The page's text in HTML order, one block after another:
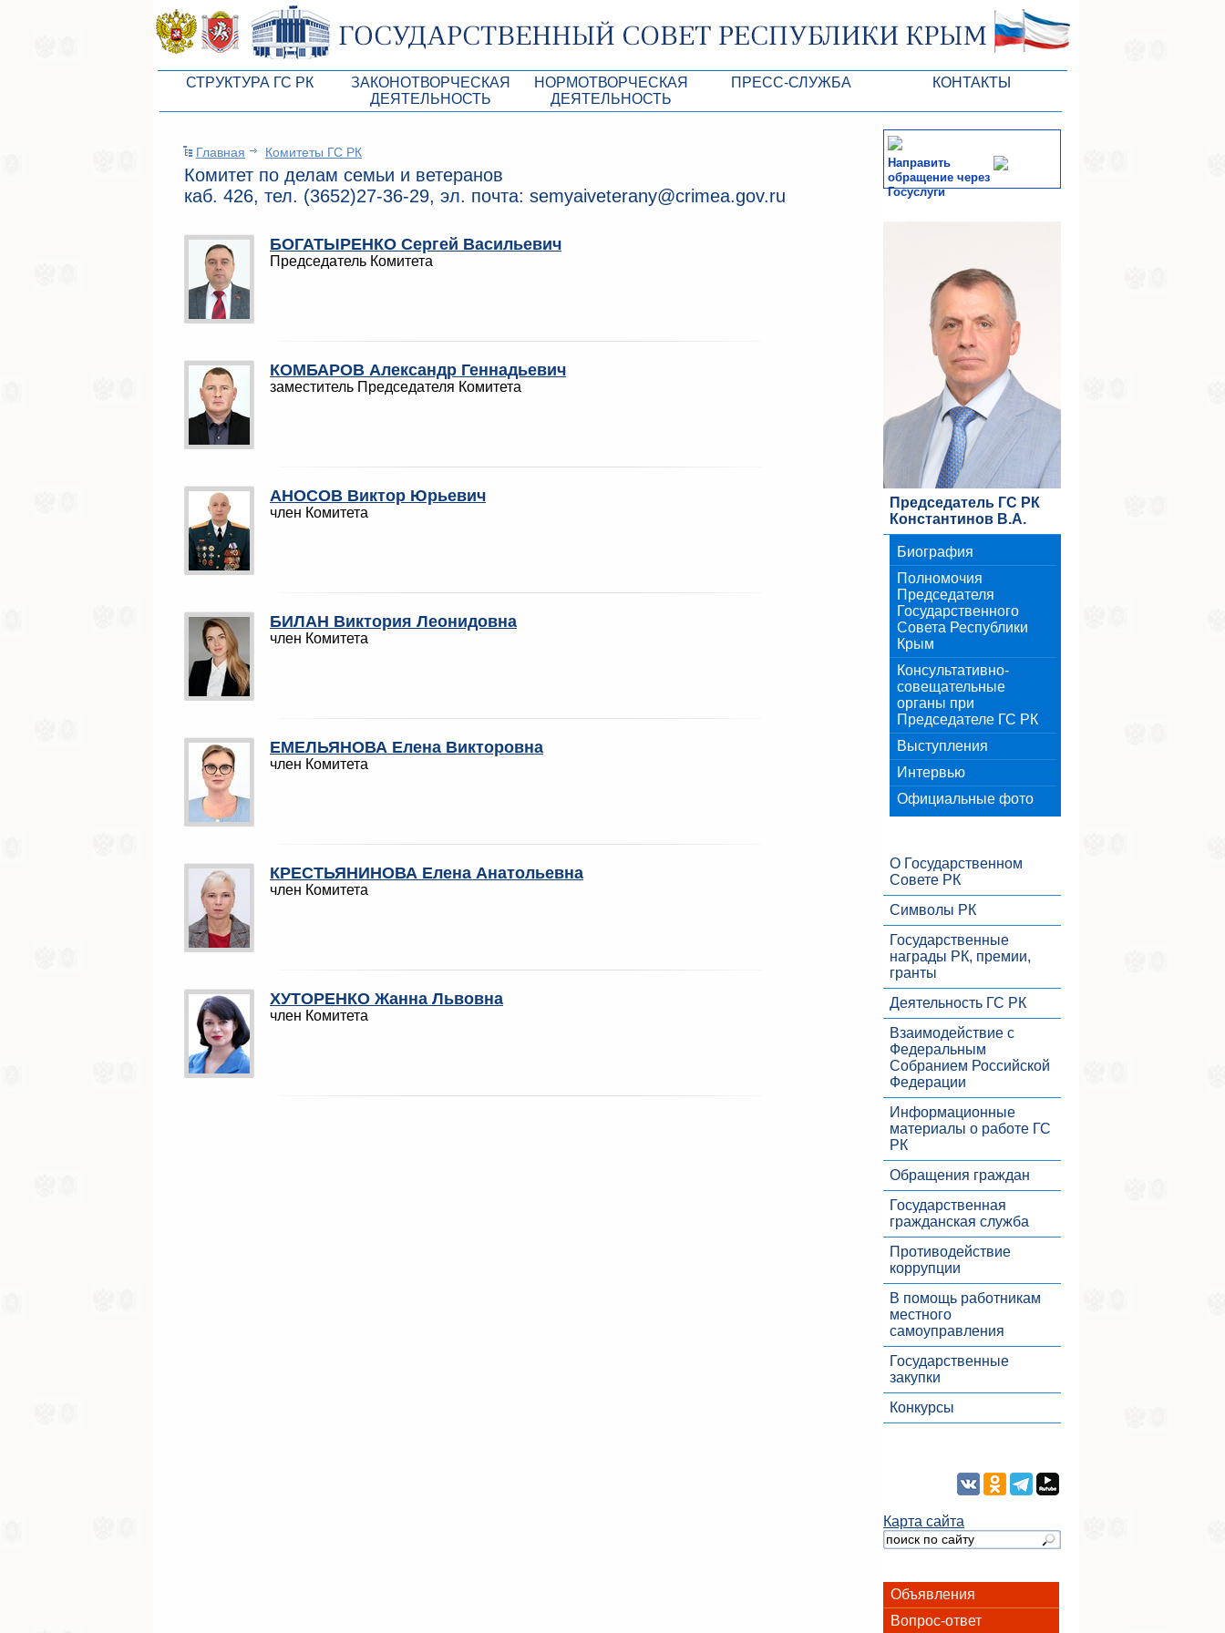
СТРУКТУРА ГС РК
Президиум ГС РК
Депутатский корпус
Депутатские фракции ГС РК
Аппарат ГС РК
Советники Председателя ГС РК
Поиск депутата по округу
ЗАКОНОТВОРЧЕСКАЯ
ДЕЯТЕЛЬНОСТЬ
Бюджет Республики Крым
Законы
Независимая антикоррупционная экспертиза
НОРМОТВОРЧЕСКАЯ
ДЕЯТЕЛЬНОСТЬ
Aкты Президиума ГС РК
ПРЕСС-СЛУЖБА КОНТАКТЫ
Главная Комитеты ГС РК
Комитет по делам семьи и ветеранов
каб. 426, тел. (3652)27-36-29, эл. почта: semyaiveterany@crimea.gov.ru
БОГАТЫРЕНКО Сергей Васильевич
Председатель Комитета
КОМБАРОВ Александр Геннадьевич
заместитель Председателя Комитета
АНОСОВ Виктор Юрьевич
член Комитета
БИЛАН Виктория Леонидовна
член Комитета
ЕМЕЛЬЯНОВА Елена Викторовна
член Комитета
КРЕСТЬЯНИНОВА Елена Анатольевна
член Комитета
ХУТОРЕНКО Жанна Львовна
член Комитета
Направить
обращение через
Госуслуги
Председатель ГС РК
Константинов В.А.
Биография
Полномочия
Председателя
Государственного
Совета Республики
Крым
Консультативно-
совещательные
органы при
Председателе ГС РК
Выступления
Интервью
Официальные фото
О Государственном
Совете РК
Символы РК
Государственные
награды РК, премии,
гранты
Деятельность ГС РК
Взаимодействие с
Федеральным
Собранием Российской
Федерации
Информационные
материалы о работе ГС
РК
Обращения граждан
Государственная
гражданская служба
Противодействие
коррупции
В помощь работникам
местного
самоуправления
Государственные
закупки
Конкурсы
Карта сайта
Объявления
Вопрос-ответ